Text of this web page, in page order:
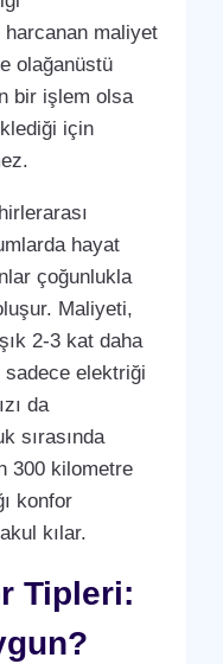
harcanan maliyet
olağanüstü
bir işlem olsa
için
hayat
çoğunlukla
Maliyeti,
2-3 kat daha
elektriği
da
sırasında
300 kilometre
konfor
kılar.
Tipleri: